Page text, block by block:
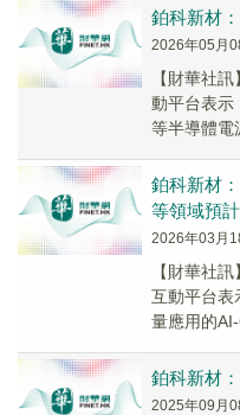
鉑科新材
2026年05月
【財華社
動平台表示
等半導體電
鉑科新材
等領域預
2026年03月
【財華社
互動平台表
量應用的
鉑科新材
2025年09月